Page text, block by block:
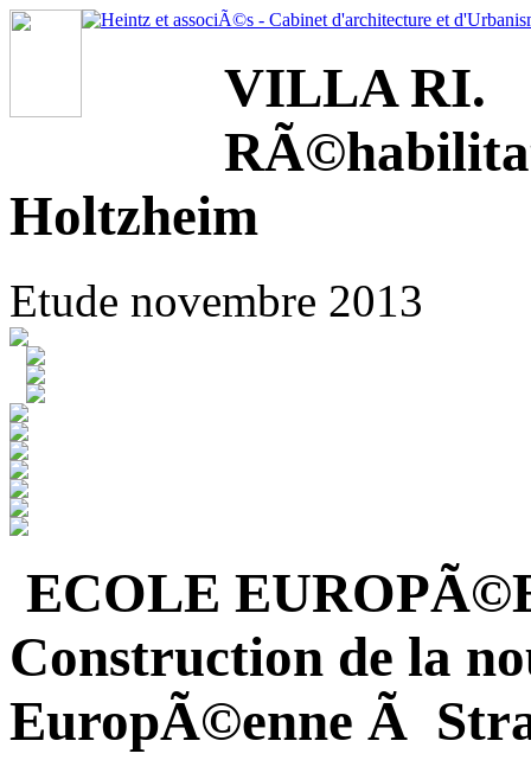
VILLA RI.
Holtzheim
Etude novembre 2013
ECOLE
Construction de la
EuropÃ©enne Ã